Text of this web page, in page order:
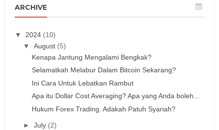
ARCHIVE
▼ 2024 (10)
▼ August (5)
Kenapa Jantung Mengalami Bengkak?
Selamatkah Melabur Dalam Bitcoin Sekarang?
Ini Cara Untuk Lebatkan Rambut
Apa itu Dollar Cost Averaging? Apa yang Anda boleh...
Hukum Forex Trading. Adakah Patuh Syariah?
► July (2)